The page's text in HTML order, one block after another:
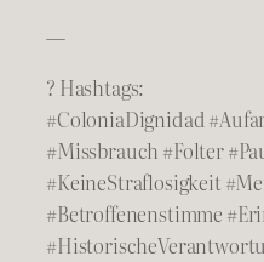
—
? Hashtags:
#ColoniaDignidad
#Missbrauch #Folter
#KeineStraflosigkeit
#Betroffenenstimme